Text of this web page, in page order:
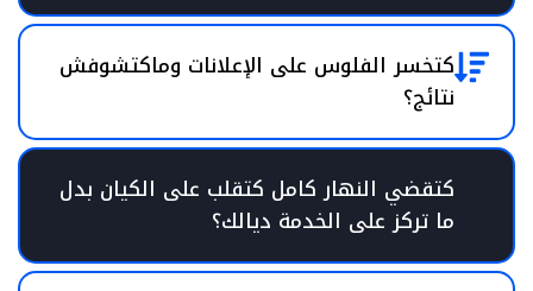
كتخسر الفلوس على الإعلانات وماكتشوفش
نتائج؟
كتقضي النهار كامل كتقلب على الكيان بدل
ما تركز على الخدمة ديالك؟